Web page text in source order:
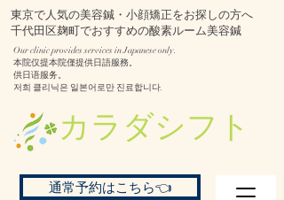
東京で人気の美容鍼・小顔矯正をお探しの方へ
千代田区麹町でおすすめの酸素ルーム美容鍼
​カラダシフト
通常予約はこちら👈
Our clinic provides services in Japanese only.
本院仅提本院僅提供日語服務。
供日语服务。
저희 클리닉은 일본어로만 진료합니다.